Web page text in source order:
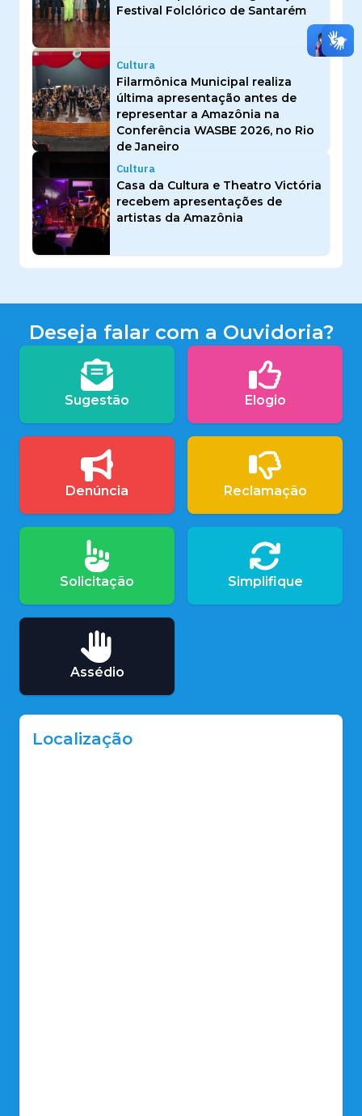
Festival Folclórico de Santarém
Cultura
Filarmônica Municipal realiza
última apresentação antes de
representar a Amazônia na
Conferência WASBE 2026, no Rio
de Janeiro
Cultura
Casa da Cultura e Theatro Victória
recebem apresentações de
artistas da Amazônia
Deseja falar com a Ouvidoria?
Sugestão Elogio
Denúncia Reclamação
Solicitação Simplifique
Assédio
Localização